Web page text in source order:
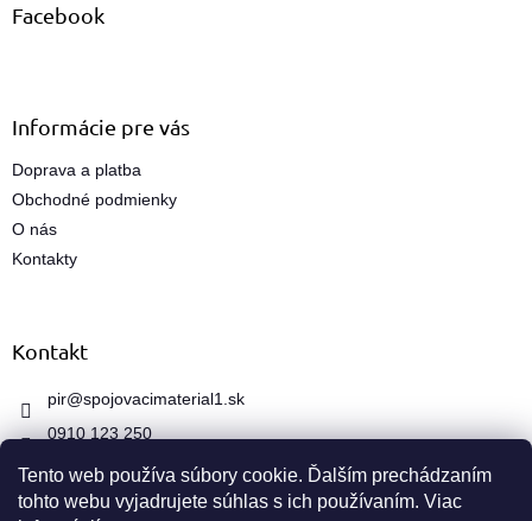
Tento web používa súbory cookie. Ďalším prechádzaním
tohto webu vyjadrujete súhlas s ich používaním. Viac
Facebook
Informácie pre vás
Doprava a platba
Obchodné podmienky
O nás
Kontakty
Kontakt
pir@spojovacimaterial1.sk
0910 123 250